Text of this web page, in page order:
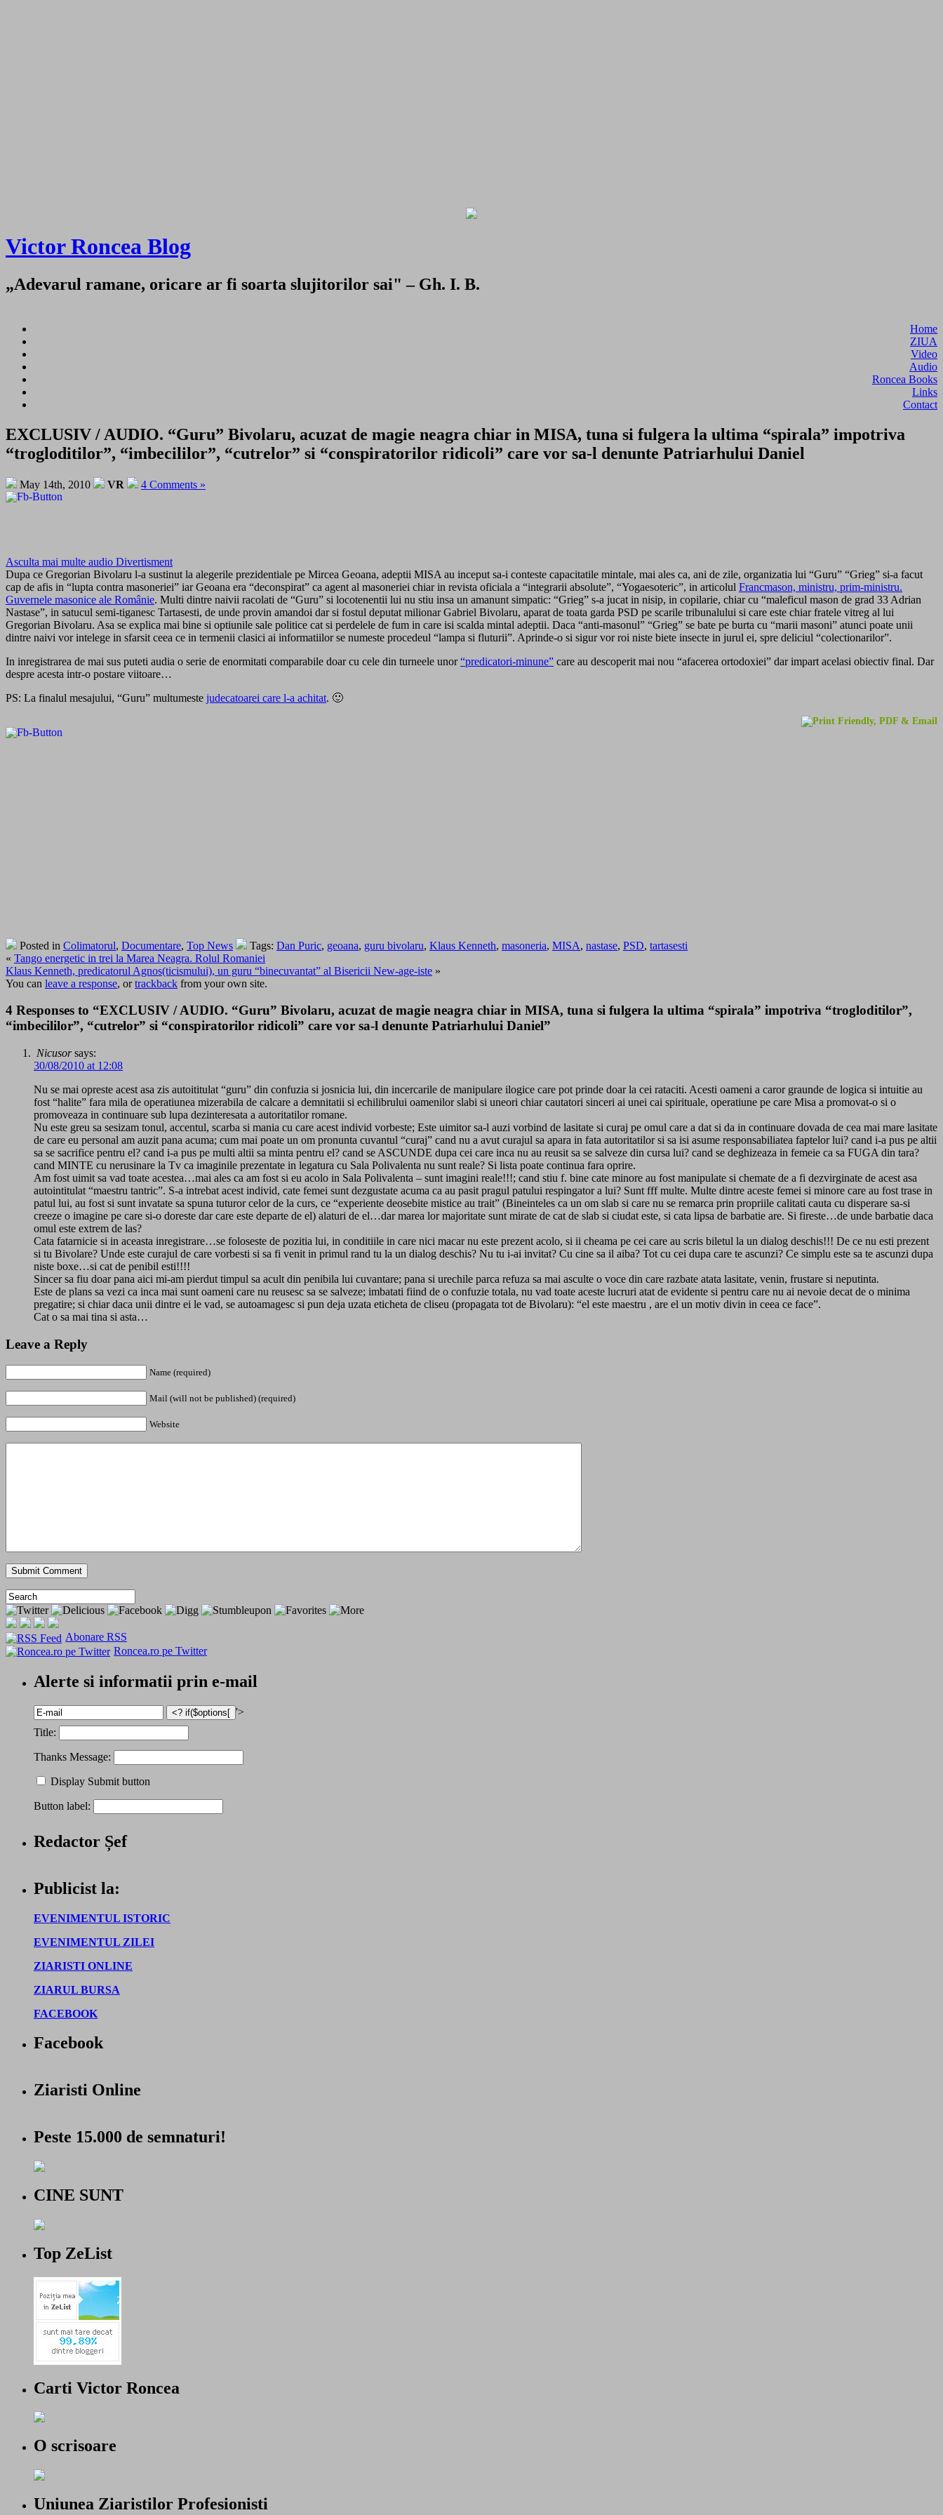
Victor Roncea Blog
„Adevarul ramane, oricare ar fi soarta slujitorilor sai" – Gh. I. B.
Home
ZIUA
Video
Audio
Roncea Books
Links
Contact
EXCLUSIV / AUDIO. “Guru” Bivolaru, acuzat de magie neagra chiar in MISA, tuna si fulgera la ultima “spirala” impotriva
“trogloditilor”, “imbecililor”, “cutrelor” si “conspiratorilor ridicoli” care vor sa-l denunte Patriarhului Daniel
May 14th, 2010 VR 4 Comments »
Asculta mai multe audio Divertisment
Dupa ce Gregorian Bivolaru l-a sustinut la alegerile prezidentiale pe Mircea Geoana, adeptii MISA au inceput sa-i conteste capacitatile mintale, mai ales ca, ani de zile, organizatia lui “Guru” “Grieg” si-a facut
cap de afis in “lupta contra masoneriei” iar Geoana era “deconspirat” ca agent al masoneriei chiar in revista oficiala a “integrarii absolute”, “Yogaesoteric”, in articolul Francmason, ministru, prim-ministru.
Guvernele masonice ale Românie. Multi dintre naivii racolati de “Guru” si locotenentii lui nu stiu insa un amanunt simpatic: “Grieg” s-a jucat in nisip, in copilarie, chiar cu “maleficul mason de grad 33 Adrian
Nastase”, in satucul semi-tiganesc Tartasesti, de unde provin amandoi dar si fostul deputat milionar Gabriel Bivolaru, aparat de toata garda PSD pe scarile tribunalului si care este chiar fratele vitreg al lui
Gregorian Bivolaru. Asa se explica mai bine si optiunile sale politice cat si perdelele de fum in care isi scalda mintal adeptii. Daca “anti-masonul” “Grieg” se bate pe burta cu “marii masoni” atunci poate unii
dintre naivi vor intelege in sfarsit ceea ce in termenii clasici ai informatiilor se numeste procedeul “lampa si fluturii”. Aprinde-o si sigur vor roi niste biete insecte in jurul ei, spre deliciul “colectionarilor”.
In inregistrarea de mai sus puteti audia o serie de enormitati comparabile doar cu cele din turneele unor“predicatori-minune” care au descoperit mai nou “afacerea ortodoxiei” dar impart acelasi obiectiv final. Dar
despre acesta intr-o postare viitoare…
PS: La finalul mesajului, “Guru” multumeste judecatoarei care l-a achitat. 🙂
Posted in Colimatorul, Documentare, Top News Tags: Dan Puric, geoana, guru bivolaru, Klaus Kenneth, masoneria, MISA, nastase, PSD, tartasesti
« Tango energetic in trei la Marea Neagra. Rolul Romaniei
Klaus Kenneth, predicatorul Agnos(ticismului), un guru “binecuvantat” al Bisericii New-age-iste »
You can leave a response, ortrackback from your own site.
4 Responses to “EXCLUSIV / AUDIO. “Guru” Bivolaru, acuzat de magie neagra chiar in MISA, tuna si fulgera la ultima “spirala” impotriva “trogloditilor”,
“imbecililor”, “cutrelor” si “conspiratorilor ridicoli” care vor sa-l denunte Patriarhului Daniel”
Nicusor says:
30/08/2010 at 12:08
Nu se mai opreste acest asa zis autoititulat “guru” din confuzia si josnicia lui, din incercarile de manipulare ilogice care pot prinde doar la cei rataciti. Acesti oameni a caror graunde de logica si intuitie au
fost “halite” fara mila de operatiunea mizerabila de calcare a demnitatii si echilibrului oamenilor slabi si uneori chiar cautatori sinceri ai unei cai spirituale, operatiune pe care Misa a promovat-o si o
promoveaza in continuare sub lupa dezinteresata a autoritatilor romane.
Nu este greu sa sesizam tonul, accentul, scarba si mania cu care acest individ vorbeste; Este uimitor sa-l auzi vorbind de lasitate si curaj pe omul care a dat si da in continuare dovada de cea mai mare lasitate
de care eu personal am auzit pana acuma; cum mai poate un om pronunta cuvantul “curaj” cand nu a avut curajul sa apara in fata autoritatilor si sa isi asume responsabiliatea faptelor lui? cand i-a pus pe altii
sa se sacrifice pentru el? cand i-a pus pe multi altii sa minta pentru el? cand se ASCUNDE dupa cei care inca nu au reusit sa se salveze din cursa lui? cand se deghizeaza in femeie ca sa FUGA din tara?
cand MINTE cu nerusinare la Tv ca imaginile prezentate in legatura cu Sala Polivalenta nu sunt reale? Si lista poate continua fara oprire.
Am fost uimit sa vad toate acestea…mai ales ca am fost si eu acolo in Sala Polivalenta – sunt imagini reale!!!; cand stiu f. bine cate minore au fost manipulate si chemate de a fi dezvirginate de acest asa
autointitulat “maestru tantric”. S-a intrebat acest individ, cate femei sunt dezgustate acuma ca au pasit pragul patului respingator a lui? Sunt fff multe. Multe dintre aceste femei si minore care au fost trase in
patul lui, au fost si sunt invatate sa spuna tuturor celor de la curs, ce “experiente deosebite mistice au trait” (Bineinteles ca un om slab si care nu se remarca prin propriile calitati cauta cu disperare sa-si
creeze o imagine pe care si-o doreste dar care este departe de el) alaturi de el…dar marea lor majoritate sunt mirate de cat de slab si ciudat este, si cata lipsa de barbatie are. Si fireste…de unde barbatie daca
omul este extrem de las?
Cata fatarnicie si in aceasta inregistrare…se foloseste de pozitia lui, in conditiile in care nici macar nu este prezent acolo, si ii cheama pe cei care au scris biletul la un dialog deschis!!! De ce nu esti prezent
si tu Bivolare? Unde este curajul de care vorbesti si sa fi venit in primul rand tu la un dialog deschis? Nu tu i-ai invitat? Cu cine sa il aiba? Tot cu cei dupa care te ascunzi? Ce simplu este sa te ascunzi dupa
niste boxe…si cat de penibil esti!!!!
Sincer sa fiu doar pana aici mi-am pierdut timpul sa acult din penibila lui cuvantare; pana si urechile parca refuza sa mai asculte o voce din care razbate atata lasitate, venin, frustare si neputinta.
Este de plans sa vezi ca inca mai sunt oameni care nu reusesc sa se salveze; imbatati fiind de o confuzie totala, nu vad toate aceste lucruri atat de evidente si pentru care nu ai nevoie decat de o minima
pregatire; si chiar daca unii dintre ei le vad, se autoamagesc si pun deja uzata eticheta de cliseu (propagata tot de Bivolaru): “el este maestru , are el un motiv divin in ceea ce face”.
Cat o sa mai tina si asta…
Leave a Reply
Name (required)
Mail (will not be published) (required)
Website
Abonare RSS
Roncea.ro pe Twitter
Alerte si informatii prin e-mail
'>
Title:
Thanks Message:
Display Submit button
Button label:
Redactor Șef
Publicist la:
EVENIMENTUL ISTORIC
EVENIMENTUL ZILEI
ZIARISTI ONLINE
ZIARUL BURSA
FACEBOOK
Facebook
Ziaristi Online
Peste 15.000 de semnaturi!
CINE SUNT
Top ZeList
Carti Victor Roncea
O scrisoare
Uniunea Ziaristilor Profesionisti